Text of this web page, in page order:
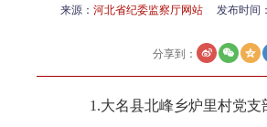
来源： 河北省纪委监察厅网站 发布时间：
分享到：
1.大名县北峰乡炉里村党支